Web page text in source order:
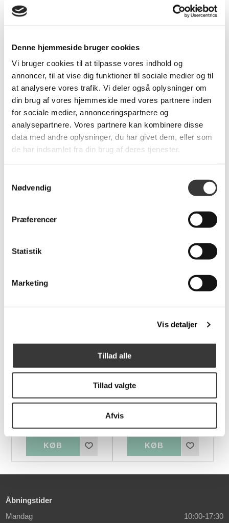
Denne hjemmeside bruger cookies
Vi bruger cookies til at tilpasse vores indhold og
annoncer, til at vise dig funktioner til sociale medier og til
at analysere vores trafik. Vi deler også oplysninger om
din brug af vores hjemmeside med vores partnere inden
for sociale medier, annonceringspartnere og
analysepartnere. Vores partnere kan kombinere disse
data med andre oplysninger, du har givet dem, eller som
de har indsamlet fra din brug af deres tjenester.
Nødvendig
Præferencer
Statistik
Marketing
Vis detaljer
Tillad alle
Tillad valgte
Afvis
Farve:Antracit
Længde:200
Bredde:238
Levering:+4 uger
Relaterede produkter
Fast
Findahl Mette
3.509,00 DKK
Ella spisebordsstol
Lavpris
Lavpris
Åbningstider
Mandag
10:00-17:30